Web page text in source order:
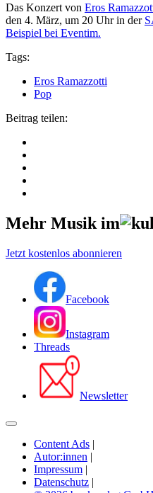
Das Konzert von Eros
den 4. März, um 20 Uhr in der
Beispiel bei Eventim.
Tags:
Eros Ramazzotti
Pop
Beitrag teilen:
Mehr Musik im
Jetzt kostenlos abonnieren
Facebook
Instagram
Threads
Newsletter
Content Ads |
Autor:innen |
Impressum |
Datenschutz |